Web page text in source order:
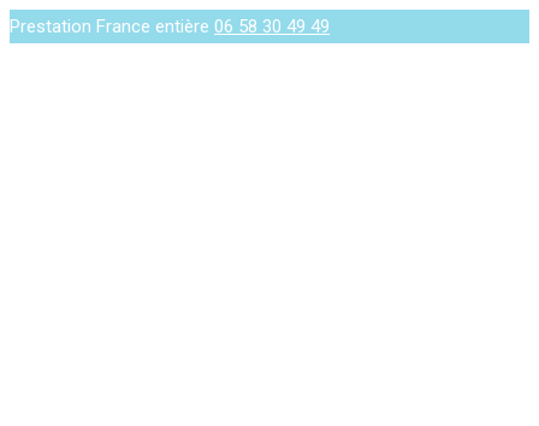
Prestation France entière 06 58 30 49 49